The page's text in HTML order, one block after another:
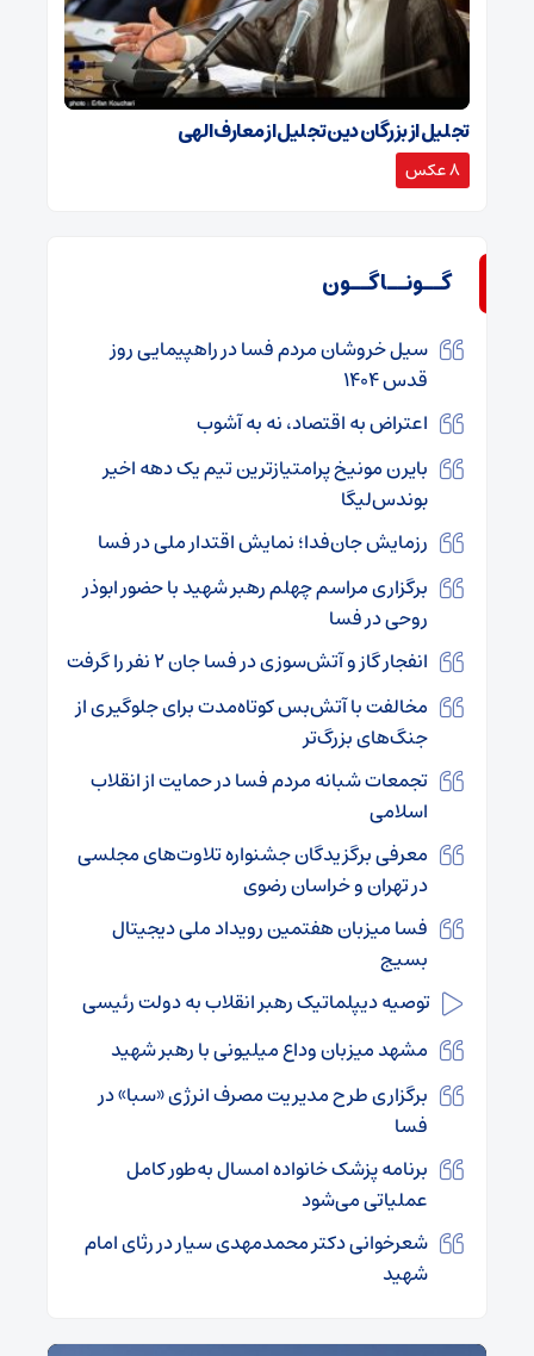
تجلیل از بزرگان دین تجلیل از معارف الهی
8 عکس
گــونــاگــون
سیل خروشان مردم فسا در راهپیمایی روز
قدس ۱۴۰۴
اعتراض به اقتصاد، نه به آشوب
بایرن مونیخ پرامتیازترین تیم یک دهه اخیر
بوندس‌لیگا
رزمایش جان‌فدا؛ نمایش اقتدار ملی در فسا
برگزاری مراسم چهلم رهبر شهید با حضور ابوذر
روحی در فسا
انفجار گاز و آتش‌سوزی در فسا جان ۲ نفر را گرفت
مخالفت با آتش‌بس کوتاه‌مدت برای جلوگیری از
جنگ‌های بزرگ‌تر
تجمعات شبانه مردم فسا در حمایت از انقلاب
اسلامی
معرفی برگزیدگان جشنواره تلاوت‌های مجلسی
در تهران و خراسان رضوی
فسا میزبان هفتمین رویداد ملی دیجیتال
بسیج
توصیه دیپلماتیک رهبر انقلاب به دولت رئیسی
مشهد میزبان وداع میلیونی با رهبر شهید
برگزاری طرح مدیریت مصرف انرژی «سبا» در
فسا
برنامه پزشک خانواده امسال به‌طور کامل
عملیاتی می‌شود
شعرخوانی دکتر محمدمهدی سیار در رثای امام
شهید